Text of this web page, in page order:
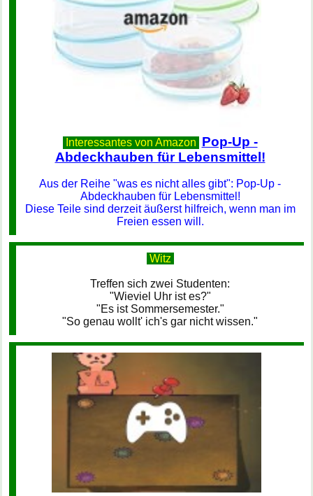
Interessantes von Amazon Pop-Up -
Abdeckhauben für Lebensmittel!
Aus der Reihe "was es nicht alles gibt": Pop-Up -
Abdeckhauben für Lebensmittel!
Diese Teile sind derzeit äußerst hilfreich, wenn man im
Freien essen will.
Witz
Treffen sich zwei Studenten:
"Wieviel Uhr ist es?"
"Es ist Sommersemester."
"So genau wollt' ich's gar nicht wissen."